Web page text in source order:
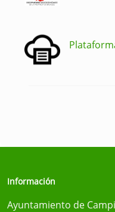
Información
Ayuntamiento de